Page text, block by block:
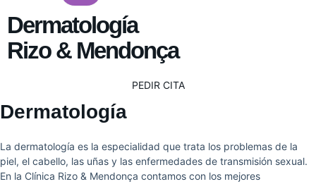
Dermatología
Rizo & Mendonça
PEDIR CITA
Dermatología
La dermatología es la especialidad que trata los problemas de la
piel, el cabello, las uñas y las enfermedades de transmisión sexual.
En la Clínica Rizo & Mendonça contamos con los mejores